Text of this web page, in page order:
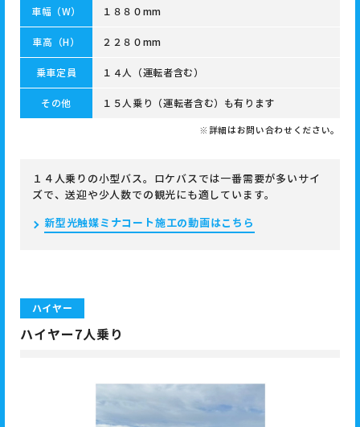
車幅（W） １８８０mm
車高（H） ２２８０mm
乗車定員 １４人（運転者含む）
その他 １５人乗り（運転者含む）も有ります
※詳細はお問い合わせください。
１４人乗りの小型バス。ロケバスでは一番需要が多いサイ
ズで、送迎や少人数での観光にも適しています。
新型光触媒ミナコート施工の動画はこちら
ハイヤー
ハイヤー7人乗り